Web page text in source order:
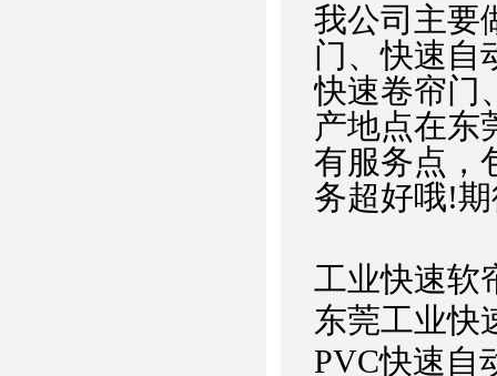
我公司主要
门、快速自
快速卷帘门
产地点在东
有服务点，
务超好哦!
工业快速软
东莞工业快
PVC快速自